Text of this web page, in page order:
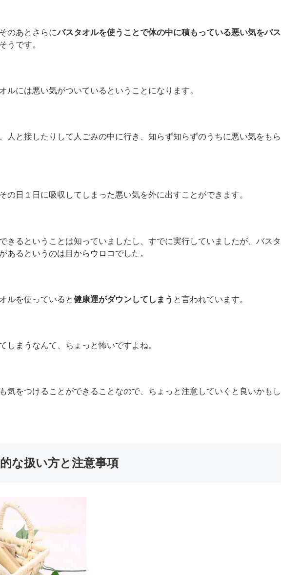
のあとさらにバスタオルを使うことで体の中に積もっている悪い気をバス
うです。
ルには悪い気がついているということになります。
人と接したりして人ごみの中に行き、知らず知らずのうちに悪い気をもら
の日１日に吸収してしまった悪い気を外に出すことができます。
きるということは知っていましたし、すでに実行していましたが、バスタ
あるというのは目からウロコでした。
ルを使っていると健康運がダウンしてしまう と言われています。
しまうなんて、ちょっと怖いですよね。
気をつけることができることなので、ちょっと注意していくと良いかもし
な扱い方と注意事項